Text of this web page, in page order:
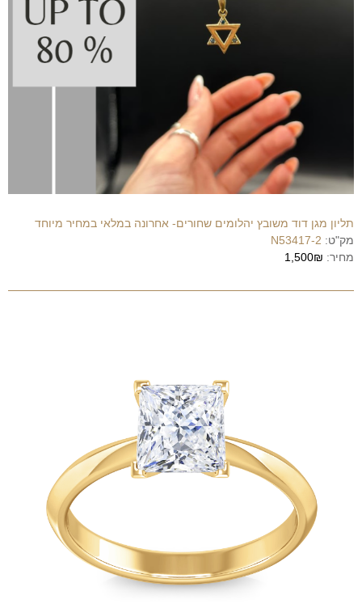
תליון מגן דוד משובץ יהלומים שחורים- אחרונה במלאי במחיר מיוחד
מק"ט: N53417-2
מחיר: 1,500₪